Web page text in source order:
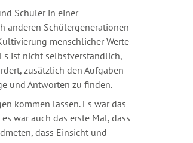
Schüler in einer
anderen Schülergenerationen
menschlicher Werte
ist nicht selbstverständlich,
zusätzlich den Aufgaben
und Antworten zu finden.
kommen lassen. Es war das
war auch das erste Mal, dass
dass Einsicht und